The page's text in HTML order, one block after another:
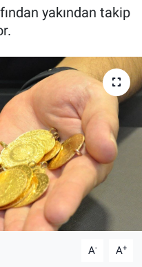
yakından takip
A- A+